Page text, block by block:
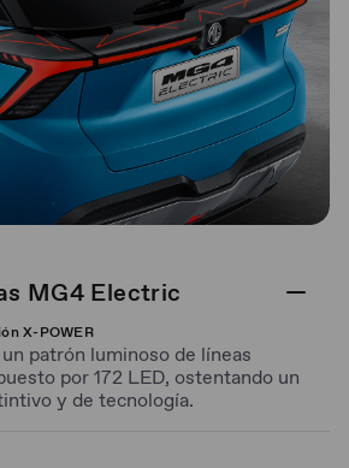
MG4 Electric
X-POWER
patrón luminoso de líneas
por 172 LED, ostentando un
y de tecnología.